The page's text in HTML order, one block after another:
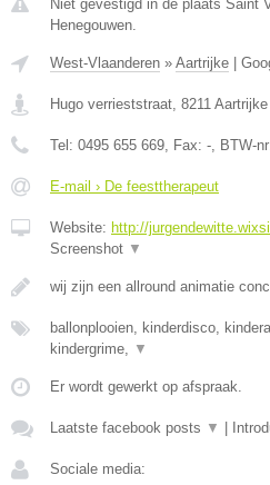
Niet gevestigd in de plaats Saint
Henegouwen.
West-Vlaanderen » Aartrijke |
Hugo verrieststraat 8211 Aartrijke
Tel: 0495 655 669 , Fax: - , BTW-
E-mail › De feesttherapeut
Website: http://
Screenshot ▼
wij zijn een allround animatie
ballonplooien, kinderdisco,
kindergrime,
▼
Er wordt gewerkt op afspraak.
Laatste facebook posts ▼ |
Sociale media: